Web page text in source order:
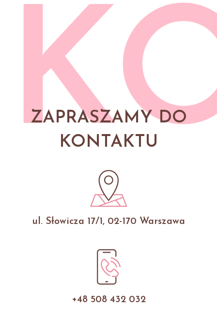
ZAPRASZAMY DO
KONTAKTU
ul. Słowicza 17/1, 02-170 Warszawa
+48 508 432 032